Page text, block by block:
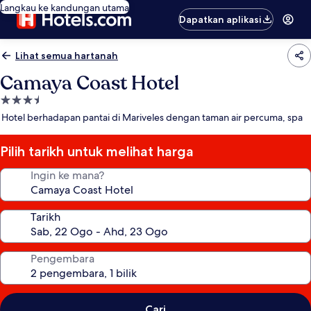
Langkau ke kandungan utama
Dapatkan aplikasi
Lihat semua hartanah
Camaya Coast Hotel
Hartanah
3.5
Hotel berhadapan pantai di Mariveles dengan taman air percuma, spa
Pilih tarikh untuk melihat harga
Ingin ke mana?
Tarikh
Pengembara